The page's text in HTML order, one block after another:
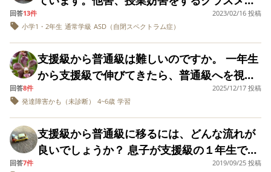
本人にとってどうがベストなのか悩んでま
のは疑問、不信感が親からするととても強い
です。それは支援級の担任は4年時と同じ担任
だからです。 4年時の支援級は、同級生1人、
1年生3人の5名でした。 1年生は全てADHD。
集中が続かず、息子のしてる事が気になって
見にきたり、ザワザワとうるさく担任(今も同
じ担任)は1年生に手が掛かりっぱなし。1年と
友達関係は良好です
とはあるのでしょうか？ 先日、先輩ママから
「今ならまだ間に合うから、理解のある担任
いいよ」、 と言われ、さらに念押しの電話？
面接？をしたほうがいいのか悩んでいます。
ただ「エンジンがかかるのが遅いが、取り掛
かり始めると集中してある程度のことはでき
る」等、伝えることはありますが、これって
担任に言うべきことじゃないの。。「理解の
ある先生」というのも漠然としているなー
いて、支援級でお勉強してみない？と声かけ
しても、本人は普通学級がいいと言って、勉
強頑張るからお願いだからみんなと一緒が良
いと言っていています。 知的だったら学年が
あがるにつれ、勉強はお友達関係もついてい
けなくなってしまうのかなと思って、どこか
人は本読んだら頭良くなるんだよって言って
沢山本を借りてよんでも障害がなくなるわけ
ではない、そんな姿をみて涙が止まらなく
ャッチボールがうまくいかないことがある。
不安感、特に失敗をすることには敏感です。
診断名などは出ていません。 9月中旬にはも
う支援級か通常級か、もしくは通級かを決め
なくてはいけません。 ‥が、まだ悩んでいま
年のうちはほぼ交流級。授業につまづきなど
あれば支援級の教室で学ぶこともある、普段
の生活もよく目をかけて見て頂けるようで
す。 学校の先生は、1年生で様子を見て2年生
トのせいで登校渋りになっています。そのク
ラスメイトに多動、他害がみられますが、両
通級を利用していません。放課後デイを利用
し始めたり、発達検査を受けたりはしはじめ
ているようですが、母親のプライドが高いよ
うでなかなか次の支援に繋がりそうもありま
せん。頻繁にクラスメイトに謝りの電話など
をしているようで、特性があることは理解し
ているようで、支援も受けているとの見解で
回答13件
2023/02/16 投稿
小学1・2年生 通常学級 ASD（自閉スペクトラム症）
支援級から普通級は難しいのですか。 一年生
から支援級で伸びてきたら、普通級へを視野
に入れて。一年生を手厚くして、絶対に伸び
るからと発達検査の後に言われました。 6年
ある子ですのでと しかし、学校に確かめたと
ころ、実際に支援級に入って普通級に戻った
回答8件
2025/12/17 投稿
発達障害かも（未診断）
4~6歳 学習
支援級から普通級に移るには、どんな流れが
良いでしょうか？ 息子が支援級の１年生で
す。 私は普通級希望だったのですが、就学相
回答7件
2019/09/25 投稿